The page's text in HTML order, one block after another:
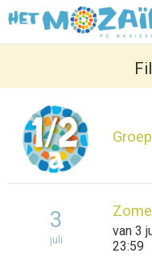
Het Mozaiek
Home
3
juli
van 3
23:59